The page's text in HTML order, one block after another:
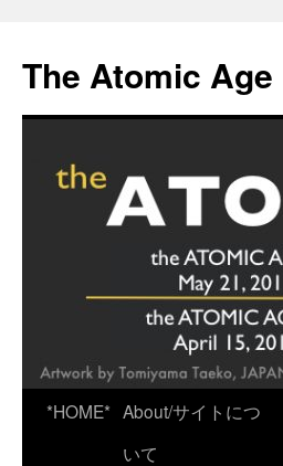
content
The Atomic Age
*HOME* About/サイトにつ
いて